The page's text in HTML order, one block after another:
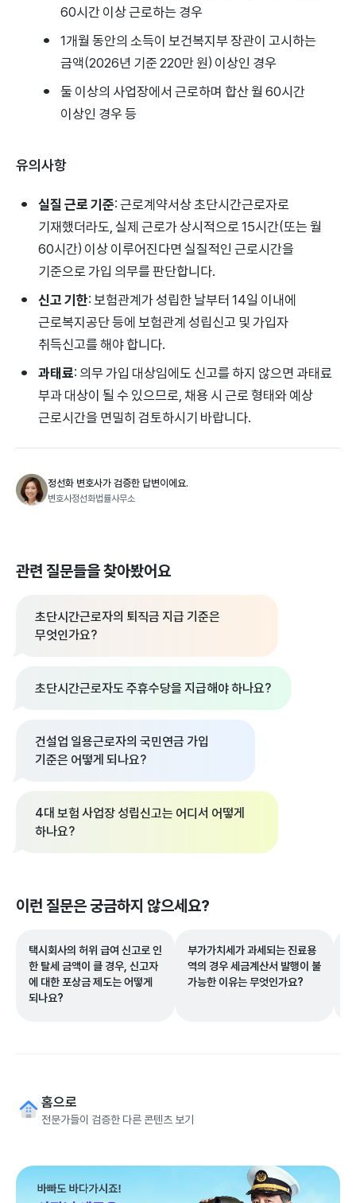
60시간 이상 근로하는 경우
1개월 동안의 소득이 보건복지부 장관이 고시하는
금액(2026년 기준 220만 원) 이상인 경우
둘 이상의 사업장에서 근로하며 합산 월 60시간
이상인 경우 등
유의사항
실질 근로 기준: 근로계약서상 초단시간근로자로
기재했더라도, 실제 근로가 상시적으로 15시간(또는 월
60시간) 이상 이루어진다면 실질적인 근로시간을
기준으로 가입 의무를 판단합니다.
신고 기한: 보험관계가 성립한 날부터 14일 이내에
근로복지공단 등에 보험관계 성립신고 및 가입자
취득신고를 해야 합니다.
과태료: 의무 가입 대상임에도 신고를 하지 않으면 과태료
부과 대상이 될 수 있으므로, 채용 시 근로 형태와 예상
근로시간을 면밀히 검토하시기 바랍니다.
정선화 변호사가 검증한 답변이에요.
변호사정선화법률사무소
관련 질문들을 찾아봤어요
초단시간근로자의 퇴직금 지급 기준은
무엇인가요?
초단시간근로자도 주휴수당을 지급해야 하나요?
건설업 일용근로자의 국민연금 가입
기준은 어떻게 되나요?
4대 보험 사업장 성립신고는 어디서 어떻게
하나요?
이런 질문은 궁금하지 않으세요?
택시회사의 허위 급여 신고로 인
한 탈세 금액이 클 경우, 신고자
에 대한 포상금 제도는 어떻게
되나요?
부가가치세가 과세되는 진료용
역의 경우 세금계산서 발행이 불
가능한 이유는 무엇인가요?
홈으로
전문가들이 검증한 다른 콘텐츠 보기